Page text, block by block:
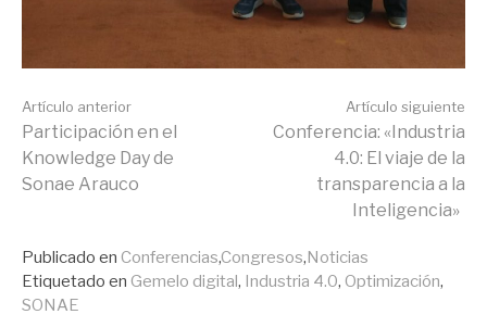
Seguir
leyendo
Artículo anterior
Participación en el
Knowledge Day de
Sonae Arauco
Artículo siguiente
Conferencia: «Industria
4.0: El viaje de la
transparencia a la
Inteligencia»
Publicado en Conferencias,Congresos,Noticias
Etiquetado en Gemelo digital, Industria 4.0, Optimización,
SONAE